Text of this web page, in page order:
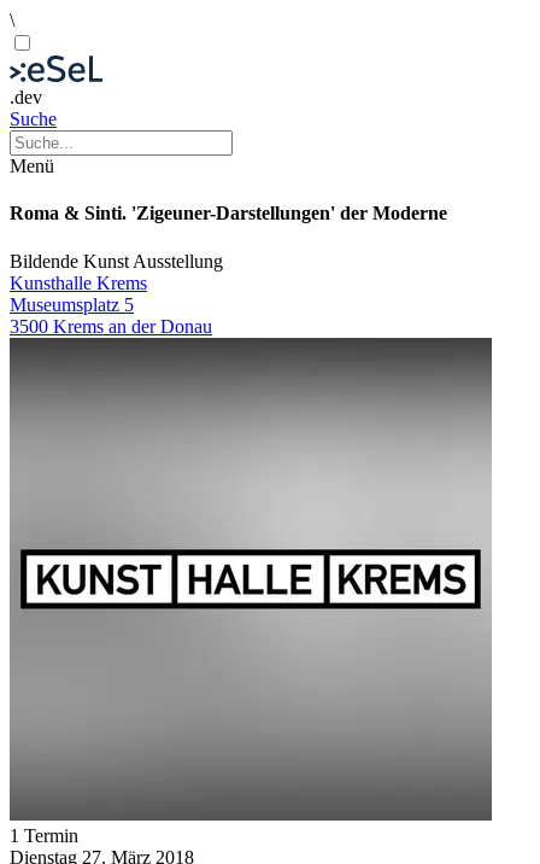
\
.dev
Suche
Menü
Roma & Sinti. 'Zigeuner-Darstellungen' der Moderne
Bildende Kunst Ausstellung
Kunsthalle Krems
Museumsplatz 5
3500 Krems an der Donau
1 Termin
Dienstag 27. März 2018